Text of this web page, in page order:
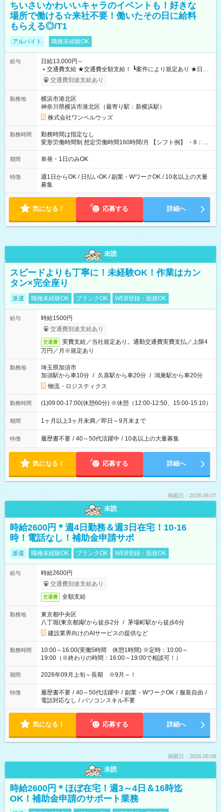
ちいさいかわいいキャラのイベントも！好きな
場所で働ける☆来社不要！働いたその日に給料
もらえる◎/T1
アルバイト 職種未経験OK
給与
日給13,000円～
＋交通費支給 ★交通費全額支給！ ┗案件により規定あり ★日払
いOK！（規定あり） ┗働いたその日に現金GET♪ お仕事後はコ
ンビニATMから 日払い分を引き落とせます！ 【試用期間】試
交通費別途支給あり
勤務地
横浜市港北区
神奈川県横浜市港北区（最寄り駅：新横浜駅）
株式会社ワンベルウッズ
勤務時間
勤務時間は指定なし
変形労働時間制 想定労働時間160時間/月 【シフト例】 ・8：00
～21：00
期間 単発・1日のみOK
特徴
週1日からOK / 日払いOK / 副業・WワークOK / 10名以上の大量
募集
気になる！ 応募する 詳細へ
未読
スピードよりも丁寧に！未経験OK！作業はカン
タン×完全座り
派遣 職種未経験OK ブランクOK WEB登録・面接OK
給与
時給1500円
交通費別途支給あり
交通費
実費支給／当社規定あり。通勤交通費実費支払／上限4
万円／月※規定あり
勤務地
埼玉県加須市
加須駅から車10分 / 久喜駅から車20分 / 鴻巣駅から車20分
物流・ロジスティクス
勤務時間 (1)09:00-17:00(休憩60分) ※休憩（12:00-12:50、15:00-15:10）
期間 1ヶ月以上3ヶ月未満／即日～9月末まで
特徴 履歴書不要 / 40～50代活躍中 / 10名以上の大量募集
気になる！ 応募する 詳細へ
掲載日：2026.08.07
未読
時給2600円＊週4日勤務＆週3日在宅！10-16
時！電話なし！補助金申請サポ
派遣 職種未経験OK ブランクOK WEB登録・面接OK
給与
時給2600円
交通費別途支給あり
交通費 全額支給
勤務地
東京都中央区
八丁堀(東京都)駅から徒歩2分 / 茅場町駅から徒歩6分
建設業界向けのAIサービスの提供など
勤務時間
10:00～16:00(実働5時間 休憩1時間) ※定時：10:00～
19:00（※終わりの時間：16:00～19:00で相談可！）
期間 2026年09月上旬～長期 ※9月～！
特徴 履歴書不要 / 40～50代活躍中 / 副業・WワークOK / 服装自由 /
電話対応なし / パソコンスキル不要
気になる！ 応募する 詳細へ
掲載日：2026.08.08
未読
時給2600円＊ほぼ在宅！週3～4日＆16時迄
OK！補助金申請のサポート業務